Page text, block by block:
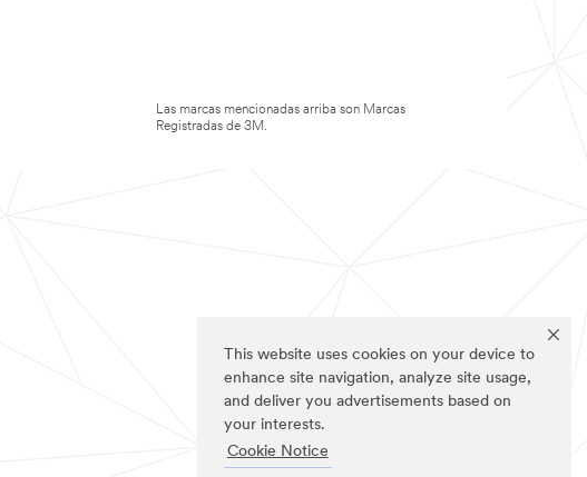
This website uses cookies on your device to
enhance site navigation, analyze site usage,
and deliver you advertisements based on
your interests.
Cookie Notice
Las marcas mencionadas arriba son Marcas
Registradas de 3M.